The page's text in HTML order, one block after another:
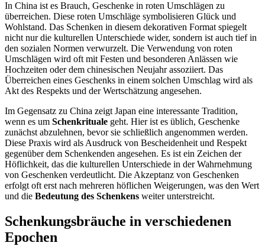
In China ist es Brauch, Geschenke in roten Umschlägen zu
überreichen. Diese roten Umschläge symbolisieren Glück und
Wohlstand. Das Schenken in diesem dekorativen Format spiegelt
nicht nur die kulturellen Unterschiede wider, sondern ist auch tief in
den sozialen Normen verwurzelt. Die Verwendung von roten
Umschlägen wird oft mit Festen und besonderen Anlässen wie
Hochzeiten oder dem chinesischen Neujahr assoziiert. Das
Überreichen eines Geschenks in einem solchen Umschlag wird als
Akt des Respekts und der Wertschätzung angesehen.
Im Gegensatz zu China zeigt Japan eine interessante Tradition,
wenn es um Schenkrituale geht. Hier ist es üblich, Geschenke
zunächst abzulehnen, bevor sie schließlich angenommen werden.
Diese Praxis wird als Ausdruck von Bescheidenheit und Respekt
gegenüber dem Schenkenden angesehen. Es ist ein Zeichen der
Höflichkeit, das die kulturellen Unterschiede in der Wahrnehmung
von Geschenken verdeutlicht. Die Akzeptanz von Geschenken
erfolgt oft erst nach mehreren höflichen Weigerungen, was den Wert
und die Bedeutung des Schenkens weiter unterstreicht.
Schenkungsbräuche in verschiedenen
Epochen